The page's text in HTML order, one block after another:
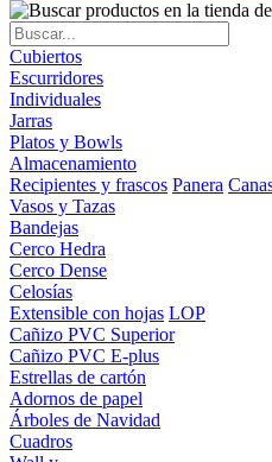
Cubiertos
Escurridores
Individuales
Jarras
Platos y Bowls
Almacenamiento
Recipientes y frascos Panera
Vasos y Tazas
Bandejas
Cerco Hedra
Cerco Dense
Celosías
Extensible con hojas LOP
Cañizo PVC Superior
Cañizo PVC E-plus
Estrellas de cartón
Adornos de papel
Árboles de Navidad
Cuadros